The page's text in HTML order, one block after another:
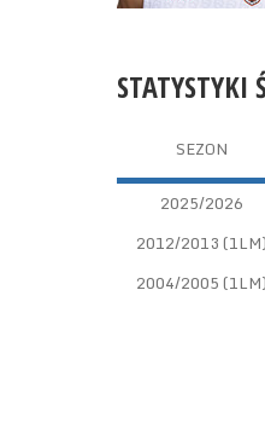
STATYSTYKI
SEZON
2025/2026
2012/2013 (1LM)
2004/2005 (1LM)